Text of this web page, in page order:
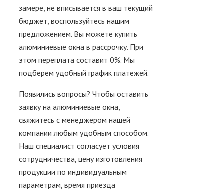
замере, не вписывается в ваш текущий
бюджет, воспользуйтесь нашим
предложением. Вы можете купить
алюминиевые окна в рассрочку. При
этом переплата составит 0%. Мы
подберем удобный график платежей.
Появились вопросы? Чтобы оставить
заявку на алюминиевые окна,
свяжитесь с менеджером нашей
компании любым удобным способом.
Наш специалист согласует условия
сотрудничества, цену изготовления
продукции по индивидуальным
параметрам, время приезда